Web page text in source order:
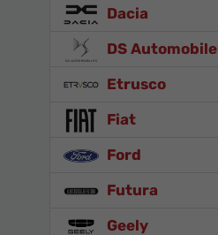
Dacia
DS
Etrusco
Fiat
Ford
Futura
Geely